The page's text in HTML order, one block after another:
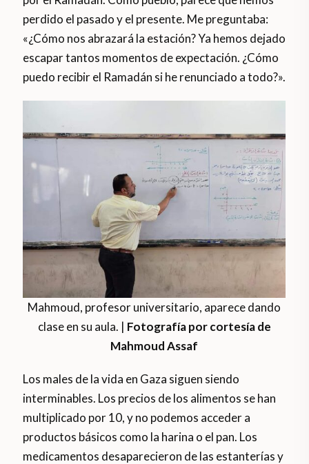
perdido el pasado y el presente. Me preguntaba:
«¿Cómo nos abrazará la estación? Ya hemos dejado
escapar tantos momentos de expectación. ¿Cómo
puedo recibir el Ramadán si he renunciado a todo?».
Mahmoud, profesor universitario, aparece dando
clase en su aula. | Fotografía por cortesía de
Mahmoud Assaf
Los males de la vida en Gaza siguen siendo
interminables. Los precios de los alimentos se han
multiplicado por 10, y no podemos acceder a
productos básicos como la harina o el pan. Los
medicamentos desaparecieron de las estanterías y